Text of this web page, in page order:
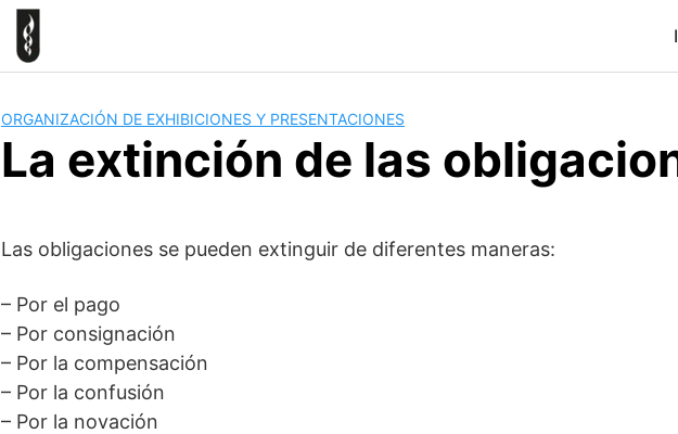
ORGANIZACIÓN DE EXHIBICIONES Y PRESENTACIONES
La extinción de las
Las obligaciones se pueden extinguir de diferentes maneras:
– Por el pago
– Por consignación
– Por la compensación
– Por la confusión
– Por la novación